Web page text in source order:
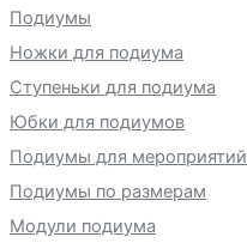
Подиумы
Ножки для подиума
Ступеньки для подиума
Юбки для подиумов
Подиумы для мероприятий
Подиумы по размерам
Модули подиума